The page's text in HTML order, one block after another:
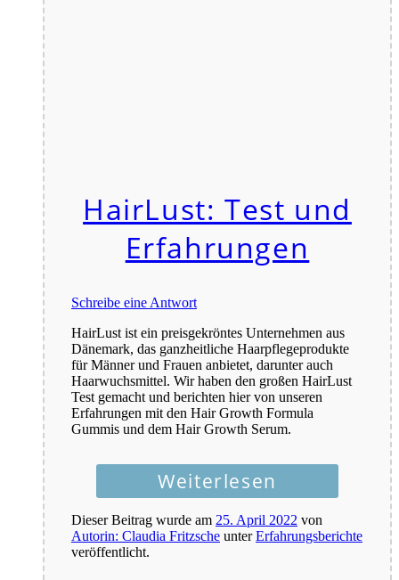
HairLust: Test und
Erfahrungen
Schreibe eine Antwort
HairLust ist ein preisgekröntes Unternehmen aus
Dänemark, das ganzheitliche Haarpflegeprodukte
für Männer und Frauen anbietet, darunter auch
Haarwuchsmittel. Wir haben den großen HairLust
Test gemacht und berichten hier von unseren
Erfahrungen mit den Hair Growth Formula
Gummis und dem Hair Growth Serum.
Weiterlesen
Dieser Beitrag wurde am 25. April 2022 von
Autorin: Claudia Fritzsche unterErfahrungsberichte
veröffentlicht.